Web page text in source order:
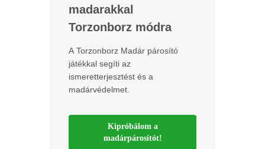
madarakkal
Torzonborz módra
A Torzonborz Madár párosító
játékkal segíti az
ismeretterjesztést és a
madárvédelmet.
Kipróbálom a
madárpárosítót!